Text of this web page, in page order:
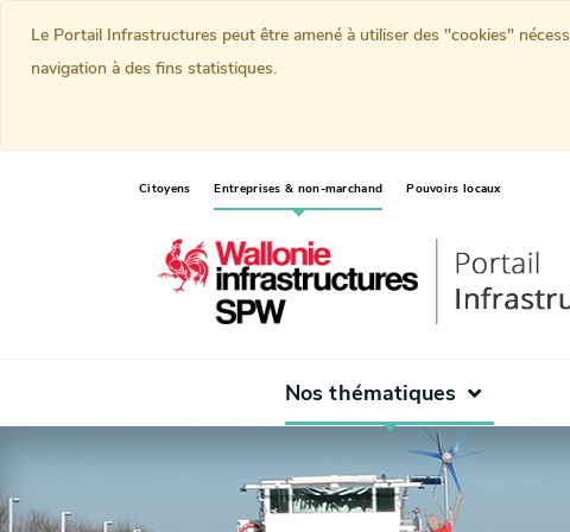
Citoyens Entreprises & non-marchand(current)Pouvoirs locaux
Nos thématiques
Le Portail Infrastructures peut être amené à utiliser des "cookies"
navigation à des fins statistiques.